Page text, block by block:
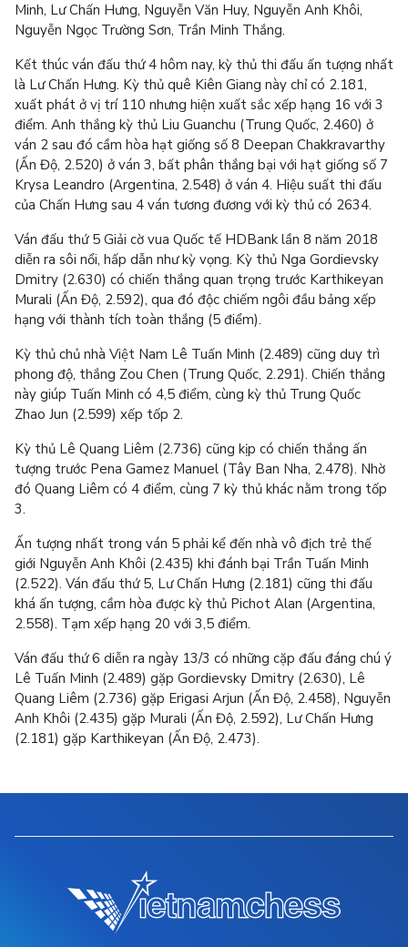
Minh, Lư Chấn Hưng, Nguyễn Văn Huy, Nguyễn Anh Khôi,
Nguyễn Ngọc Trường Sơn, Trần Minh Thắng.
Kết thúc ván đấu thứ 4 hôm nay, kỳ thủ thi đấu ấn tượng nhất
là Lư Chấn Hưng. Kỳ thủ quê Kiên Giang này chỉ có 2.181,
xuất phát ở vị trí 110 nhưng hiện xuất sắc xếp hạng 16 với 3
điểm. Anh thắng kỳ thủ Liu Guanchu (Trung Quốc, 2.460) ở
ván 2 sau đó cầm hòa hạt giống số 8 Deepan Chakkravarthy
(Ấn Độ, 2.520) ở ván 3, bất phân thắng bại với hạt giống số 7
Krysa Leandro (Argentina, 2.548) ở ván 4. Hiệu suất thi đấu
của Chấn Hưng sau 4 ván tương đương với kỳ thủ có 2634.
Ván đấu thứ 5 Giải cờ vua Quốc tế HDBank lần 8 năm 2018
diễn ra sôi nổi, hấp dẫn như kỳ vọng. Kỳ thủ Nga Gordievsky
Dmitry (2.630) có chiến thắng quan trọng trước Karthikeyan
Murali (Ấn Độ, 2.592), qua đó độc chiếm ngôi đầu bảng xếp
hạng với thành tích toàn thắng (5 điểm).
Kỳ thủ chủ nhà Việt Nam Lê Tuấn Minh (2.489) cũng duy trì
phong độ, thắng Zou Chen (Trung Quốc, 2.291). Chiến thắng
này giúp Tuấn Minh có 4,5 điểm, cùng kỳ thủ Trung Quốc
Zhao Jun (2.599) xếp tốp 2.
Kỳ thủ Lê Quang Liêm (2.736) cũng kịp có chiến thắng ấn
tượng trước Pena Gamez Manuel (Tây Ban Nha, 2.478). Nhờ
đó Quang Liêm có 4 điểm, cùng 7 kỳ thủ khác nằm trong tốp
3.
Ấn tượng nhất trong ván 5 phải kể đến nhà vô địch trẻ thế
giới Nguyễn Anh Khôi (2.435) khi đánh bại Trần Tuấn Minh
(2.522). Ván đấu thứ 5, Lư Chấn Hưng (2.181) cũng thi đấu
khá ấn tượng, cầm hòa được kỳ thủ Pichot Alan (Argentina,
2.558). Tạm xếp hạng 20 với 3,5 điểm.
Ván đấu thứ 6 diễn ra ngày 13/3 có những cặp đấu đáng chú ý
Lê Tuấn Minh (2.489) gặp Gordievsky Dmitry (2.630), Lê
Quang Liêm (2.736) gặp Erigasi Arjun (Ấn Độ, 2.458), Nguyễn
Anh Khôi (2.435) gặp Murali (Ấn Độ, 2.592), Lư Chấn Hưng
(2.181) gặp Karthikeyan (Ấn Độ, 2.473).